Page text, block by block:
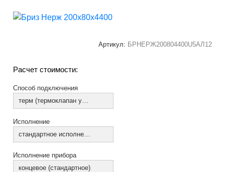
Артикул: БРНЕРЖ200804400U5АЛ12
Расчет стоимости:
Способ подключения
терм (термоклапан установлен)
Исполнение
стандартное исполнение
Исполнение прибора
концевое (стандартное)